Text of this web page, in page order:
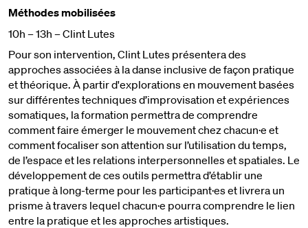
Méthodes mobilisées
10h – 13h – Clint Lutes
Pour son intervention, Clint Lutes présentera des
approches associées à la danse inclusive de façon pratique
et théorique. À partir d'explorations en mouvement basées
sur différentes techniques d’improvisation et expériences
somatiques, la formation permettra de comprendre
comment faire émerger le mouvement chez chacun·e et
comment focaliser son attention sur l’utilisation du temps,
de l’espace et les relations interpersonnelles et spatiales. Le
développement de ces outils permettra d’établir une
pratique à long-terme pour les participant·es et livrera un
prisme à travers lequel chacun·e pourra comprendre le lien
entre la pratique et les approches artistiques.